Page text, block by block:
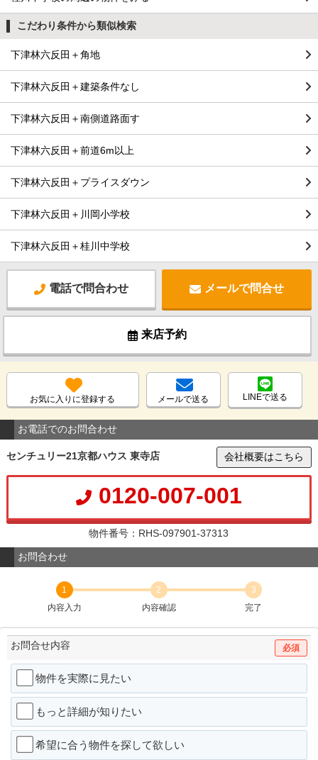
こだわり条件から類似検索
下津林六反田＋角地
下津林六反田＋建築条件なし
下津林六反田＋南側道路面す
下津林六反田＋前道6m以上
下津林六反田＋プライスダウン
下津林六反田＋川岡小学校
下津林六反田＋桂川中学校
電話で問合わせ メールで問合せ
来店予約
お気に入りに登録する メールで送る LINEで送る
お電話でのお問合わせ
センチュリー21京都ハウス 東寺店 会社概要はこちら
0120-007-001
物件番号：RHS-097901-37313
お問合わせ
1
内容入力
2
内容確認
3
完了
お問合せ内容 必須
物件を実際に見たい
もっと詳細が知りたい
希望に合う物件を探して欲しい